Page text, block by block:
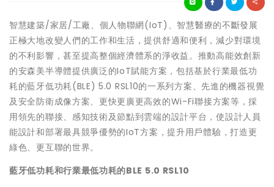
智慧建築/家居/工廠、個人物聯網(IoT)、智慧醫療的不斷發展
正極大地改變人們的工作和生活，提供舒適和便利，減少對環境
的不利影響，甚至提高整個經濟體系的淨收益。推動高能效創新
的安森美半導體提供廣泛的IoT賦能方案，包括基於行業最低功
耗的藍牙低功耗(BLE) 5.0 RSL10的一系列方案、先進的機器視覺
及安全防衛成像方案、更快更廣更高效的Wi-Fi聯接方案等，採
用領先的聯接、感知技術及節點到雲端的設計平台，使設計人員
能設計和部署最具競爭優勢的IoT方案，提升用戶體驗，打造更
綠色、更互聯的世界。
藍牙低功耗和行業最低功耗的BLE 5.0 RSL10